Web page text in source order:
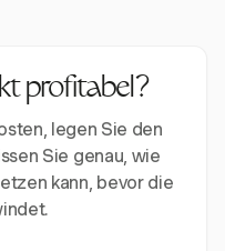
profitabel?
legen Sie den
Sie genau, wie
kann, bevor die